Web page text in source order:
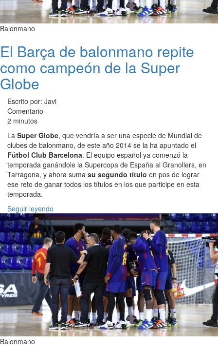
Balonmano
El Barça de balonmano repite
como campeón de la Super
Globe
Escrito por: Javi
Comentario
2 minutos
La Super Globe, que vendría a ser una especie de Mundial de
clubes de balonmano, de este año 2014 se la ha apuntado el
Fútbol Club Barcelona. El equipo español ya comenzó la
temporada ganándole la Supercopa de España al Granollers, en
Tarragona, y ahora suma su segundo título en pos de lograr
ese reto de ganar todos los títulos en los que participe en esta
temporada.
Seguir leyendo
Balonmano